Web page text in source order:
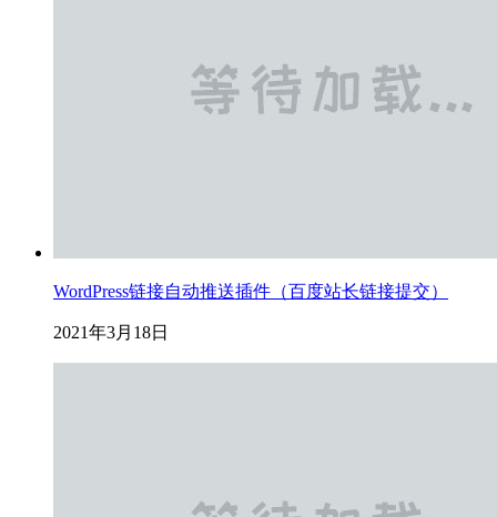
WordPress链接自动推送插件（百度站长链接提交）
2021年3月18日